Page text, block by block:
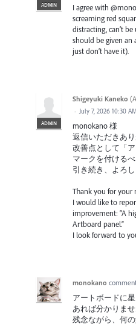
ADMIN
I agree with
screaming red
distracting, can’t
should be given an
just don’t have it).
ADMIN
Shigeyuki Kaneko (
· July 7, 2026 10:30
monokano 様
返信いただきあり
改善点として「
マークを付ける
引き続き、よろ
Thank you for your
I would like to
improvement: “A
Artboard panel.”
I look forward to
monokano
アートボードに
あれば分かりませ
残念ながら、何